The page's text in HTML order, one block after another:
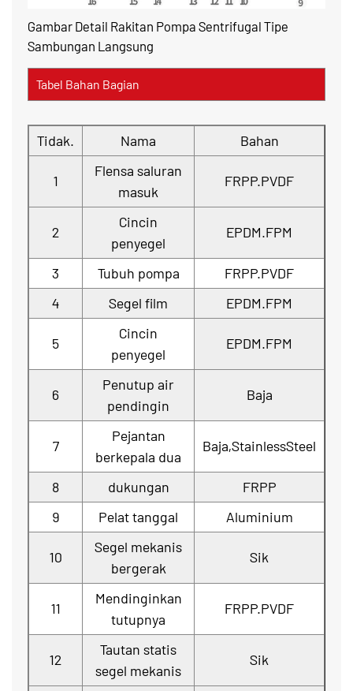
Gambar Detail Rakitan Pompa Sentrifugal Tipe
Sambungan Langsung
Tabel Bahan Bagian
Tidak. Nama Bahan
1
Flensa saluran
masuk
FRPP.PVDF
2
Cincin
penyegel
EPDM.FPM
3 Tubuh pompa
FRPP.PVDF
4
Segel film EPDM.FPM
5
Cincin
penyegel
EPDM.FPM
6
Penutup air
pendingin
Baja
7
Pejantan
berkepala dua
Baja,StainlessSteel
8 dukungan
FRPP
9
Pelat tanggal Aluminium
10
Segel mekanis
bergerak
Sik
11
Mendinginkan
tutupnya
FRPP.PVDF
12
Tautan statis
segel mekanis
Sik